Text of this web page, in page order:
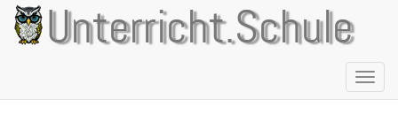
Direkt
zum
Inhalt
Unterricht.Schule